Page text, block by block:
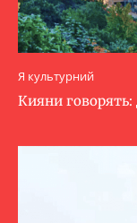
Я культурний
Кияни говорять: